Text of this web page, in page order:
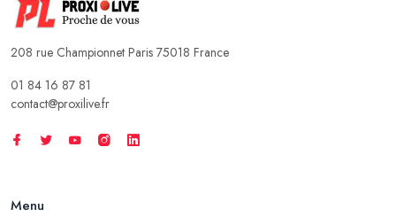
208 rue Championnet Paris 75018 France
01 84 16 87 81
contact@proxilive.fr
Menu